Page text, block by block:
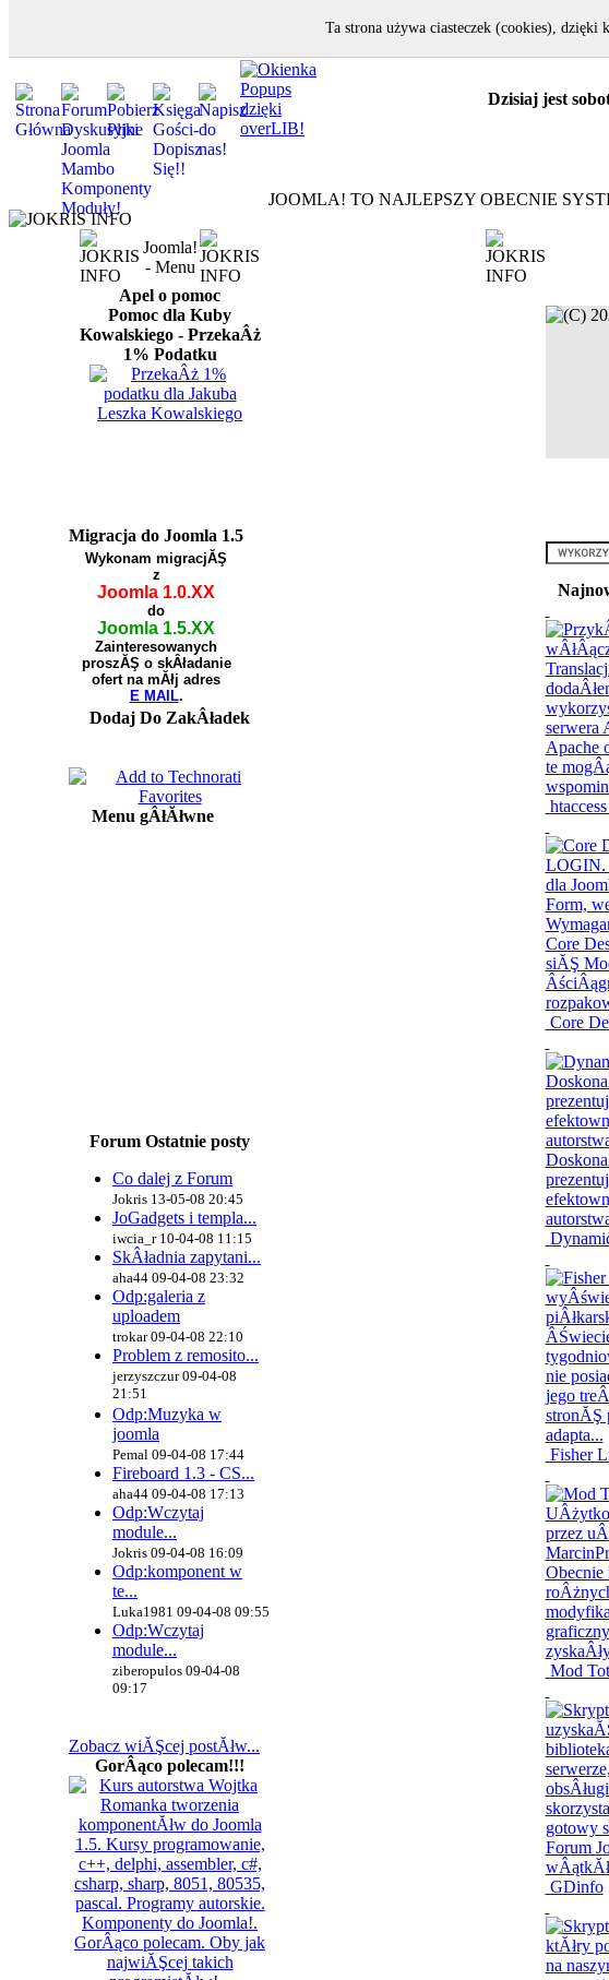
Dzisiaj jest
JOOMLA! TO NAJLEPSZY OBECNIE
Joomla!
- Menu
Apel o pomoc
Pomoc dla Kuby
Kowalskiego - PrzekaÂż
1% Podatku
Migracja do Joomla 1.5
Wykonam migracjĂŞ
z
Joomla 1.0.XX
do
Joomla 1.5.XX
Zainteresowanych
proszĂŞ o skÂładanie
ofert na mĂłj adres
E MAIL.
Dodaj Do ZakÂładek
Menu gÂłĂłwne
Forum Ostatnie posty
Co dalej z Forum
Jokris 13-05-08 20:45
JoGadgets i templa...
iwcia_r 10-04-08 11:15
SkÂładnia zapytani...
aha44 09-04-08 23:32
Odp:galeria z
uploadem
trokar 09-04-08 22:10
Problem z remosito...
jerzyszczur 09-04-08
21:51
Odp:Muzyka w
joomla
Pemal 09-04-08 17:44
Fireboard 1.3 - CS...
aha44 09-04-08 17:13
Odp:Wczytaj
module...
Jokris 09-04-08 16:09
Odp:komponent w
te...
Luka1981 09-04-08 09:55
Odp:Wczytaj
module...
ziberopulos 09-04-08
09:17
Zobacz wiĂŞcej postĂłw...
GorÂąco polecam!!!
Core
Fisher
Mod
GDinfo
Ta strona używa ciasteczek (cookies), dzięki